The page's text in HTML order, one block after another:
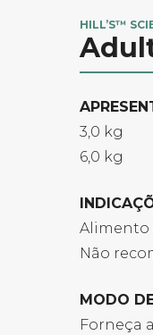
HILL’S™
3,0 kg
6,0 kg
Alimento
Não
MODO
Forneça